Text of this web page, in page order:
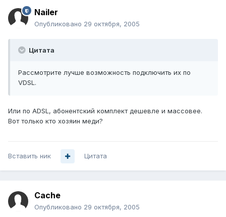
Nailer
Опубликовано 29 октября, 2005
Цитата
Рассмотрите лучше возможность подключить их по
VDSL.
Или по ADSL, абонентский комплект дешевле и массовее.
Вот только кто хозяин меди?
Вставить ник Цитата
Cache
Опубликовано 29 октября, 2005